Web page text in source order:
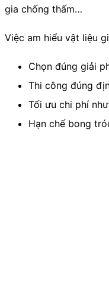
gia chống thấm…
Việc am hiểu vật liệu
Chọn đúng giải
Thi công đúng
Tối ưu chi phí
Hạn chế bong